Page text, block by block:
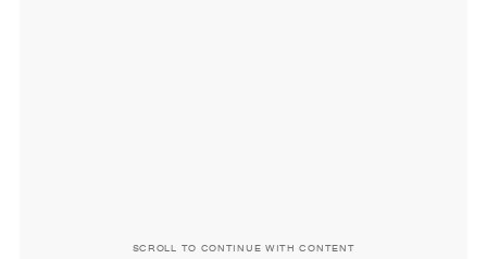
SCROLL TO CONTINUE WITH CONTENT